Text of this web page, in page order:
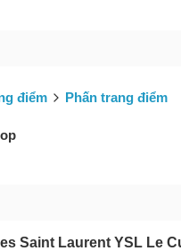
điểm
Phấn trang điểm
Saint Laurent YSL Le
Mô tả (*)